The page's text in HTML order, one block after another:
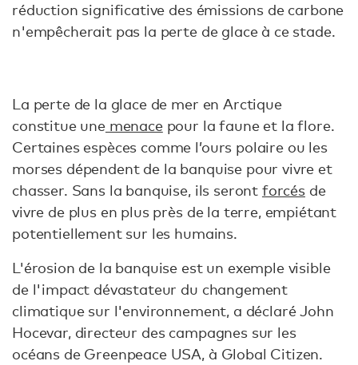
réduction significative des émissions de carbone
n'empêcherait pas la perte de glace à ce stade.
La perte de la glace de mer en Arctique
constitue unemenacepour la faune et la flore.
Certaines espèces comme l’ours polaire ou les
morses dépendent de la banquise pour vivre et
chasser. Sans la banquise, ils seront forcésde
vivre de plus en plus près de la terre, empiétant
potentiellement sur les humains.
L'érosion de la banquise est un exemple visible
de l'impact dévastateur du changement
climatique sur l'environnement, a déclaré John
Hocevar, directeur des campagnes sur les
océans de Greenpeace USA, à Global Citizen.